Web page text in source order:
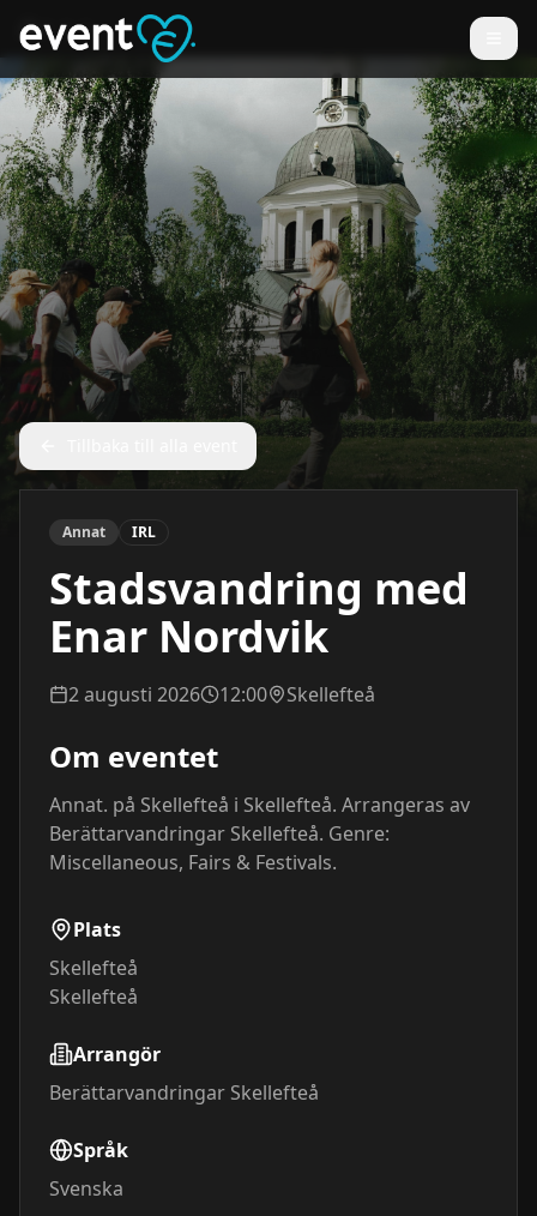
Annat IRL
Stadsvandring med
Enar Nordvik
2 augusti 2026 12:00 Skellefteå
Om eventet
Annat. på Skellefteå i Skellefteå. Arrangeras av
Berättarvandringar Skellefteå. Genre:
Miscellaneous, Fairs & Festivals.
Plats
Skellefteå
Skellefteå
Arrangör
Berättarvandringar Skellefteå
Språk
Svenska